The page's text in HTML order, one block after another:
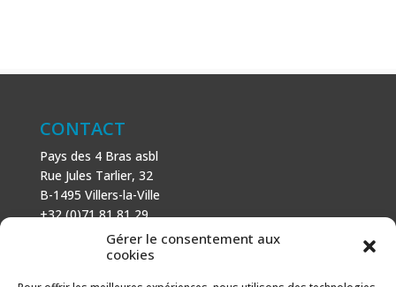
Gérer le consentement aux
cookies
CONTACT
Pays des 4 Bras asbl
Rue Jules Tarlier, 32
B-1495 Villers-la-Ville
+32 (0)71 81 81 29
N° d’entreprise : 666 464 432
Mentions légales